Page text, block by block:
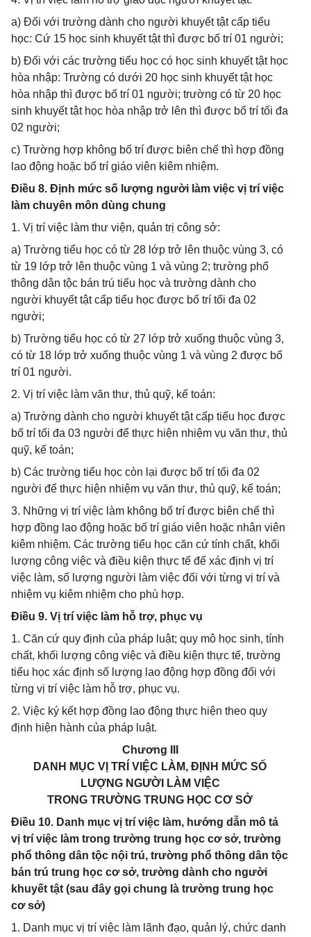
a) Đối với trường dành cho người khuyết tật cấp tiểu
học: Cứ 15 học sinh khuyết tật thì được bố trí 01 người;
b) Đối với các trường tiểu học có học sinh khuyết tật học
hòa nhập: Trường có dưới 20 học sinh khuyết tật học
hòa nhập thì được bố trí 01 người; trường có từ 20 học
sinh khuyết tật học hòa nhập trở lên thì được bố trí tối đa
02 người;
c) Trường hợp không bố trí được biên chế thì hợp đồng
lao động hoặc bố trí giáo viên kiêm nhiệm.
Điều 8. Định mức số lượng người làm việc vị trí việc
làm chuyên môn dùng chung
1. Vị trí việc làm thư viện, quản trị công sở:
a) Trường tiểu học có từ 28 lớp trở lên thuộc vùng 3, có
từ 19 lớp trở lên thuộc vùng 1 và vùng 2; trường phổ
thông dân tộc bán trú tiểu học và trường dành cho
người khuyết tật cấp tiểu học được bố trí tối đa 02
người;
b) Trường tiểu học có từ 27 lớp trở xuống thuộc vùng 3,
có từ 18 lớp trở xuống thuộc vùng 1 và vùng 2 được bố
trí 01 người.
2. Vị trí việc làm văn thư, thủ quỹ, kế toán:
a) Trường dành cho người khuyết tật cấp tiểu học được
bố trí tối đa 03 người để thực hiện nhiệm vụ văn thư, thủ
quỹ, kế toán;
b) Các trường tiểu học còn lại được bố trí tối đa 02
người để thực hiện nhiệm vụ văn thư, thủ quỹ, kế toán;
3. Những vị trí việc làm không bố trí được biên chế thì
hợp đồng lao động hoặc bố trí giáo viên hoặc nhân viên
kiêm nhiệm. Các trường tiểu học căn cứ tính chất, khối
lượng công việc và điều kiện thực tế để xác định vị trí
việc làm, số lượng người làm việc đối với từng vị trí và
nhiệm vụ kiêm nhiệm cho phù hợp.
Điều 9. Vị trí việc làm hỗ trợ, phục vụ
1. Căn cứ quy định của pháp luật; quy mô học sinh, tính
chất, khối lượng công việc và điều kiện thực tế, trường
tiểu học xác định số lượng lao động hợp đồng đối với
từng vị trí việc làm hỗ trợ, phục vụ.
2. Việc ký kết hợp đồng lao động thực hiện theo quy
định hiện hành của pháp luật.
Chương III
DANH MỤC VỊ TRÍ VIỆC LÀM, ĐỊNH MỨC SỐ
LƯỢNG NGƯỜI LÀM VIỆC
TRONG TRƯỜNG TRUNG HỌC CƠ SỞ
Điều 10. Danh mục vị trí việc làm, hướng dẫn mô tả
vị trí việc làm trong trường trung học cơ sở, trường
phổ thông dân tộc nội trú, trường phổ thông dân tộc
bán trú trung học cơ sở, trường dành cho người
khuyết tật (sau đây gọi chung là trường trung học
cơ sở)
1. Danh mục vị trí việc làm lãnh đạo, quản lý, chức danh